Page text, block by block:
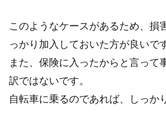
このようなケースがあるため、損
っかり加入しておいた方が良いです
また、保険に入ったからと言って
訳ではないです。
自転車に乗るのであれば、しっか